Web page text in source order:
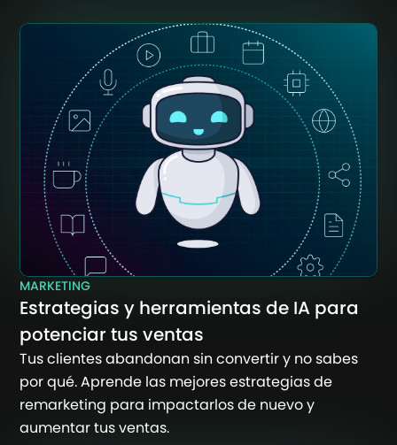
MARKETING
Estrategias y herramientas de IA para
potenciar tus ventas
Tus clientes abandonan sin convertir y no sabes
por qué. Aprende las mejores estrategias de
remarketing para impactarlos de nuevo y
aumentar tus ventas.